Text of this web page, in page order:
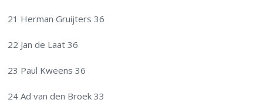
21 Herman Gruijters 36
22 Jan de Laat 36
23 Paul Kweens 36
24 Ad van den Broek 33